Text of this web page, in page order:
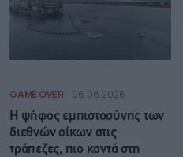
GAME OVER 06.08.2026
Η ψήφος εμπιστοσύνης των
διεθνών οίκων στις
τράπεζες, πιο κοντά στη